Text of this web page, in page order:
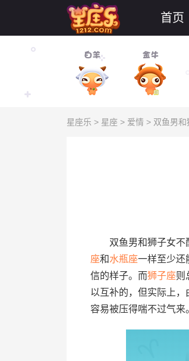
首页
星座乐 > 星座 > 爱情 > 双鱼男和
双鱼男和狮子女不
座和水瓶座一样至少还
信的样子。而狮子座则
以互补的，但实际上
容易被压得喘不过气来